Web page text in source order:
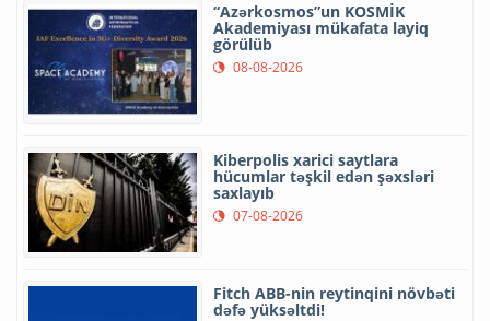
“Azərkosmos”un KOSMİK
Akademiyası mükafata layiq
görülüb
08-08-2026
Kiberpolis xarici saytlara
hücumlar təşkil edən şəxsləri
saxlayıb
07-08-2026
Fitch ABB-nin reytinqini növbəti
dəfə yüksəltdi!